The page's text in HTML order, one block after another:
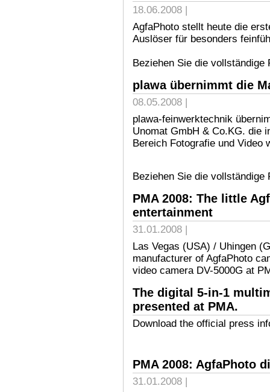
18.06.2008 |
AgfaPhoto stellt heute die
Auslöser für besonders
Beziehen Sie die
plawa übernimmt die
08.05.2008 |
plawa-feinwerktechnik
Unomat GmbH & Co.KG. die
Bereich Fotografie und Video
Beziehen Sie die
PMA 2008: The little
entertainment
31.01.2008 |
Las Vegas (USA) / Uhingen
manufacturer of AgfaPhoto
video camera DV-5000G at
The digital 5-in-1
presented at PMA.
Download the official press
PMA 2008: AgfaPhoto
31.01.2008 |